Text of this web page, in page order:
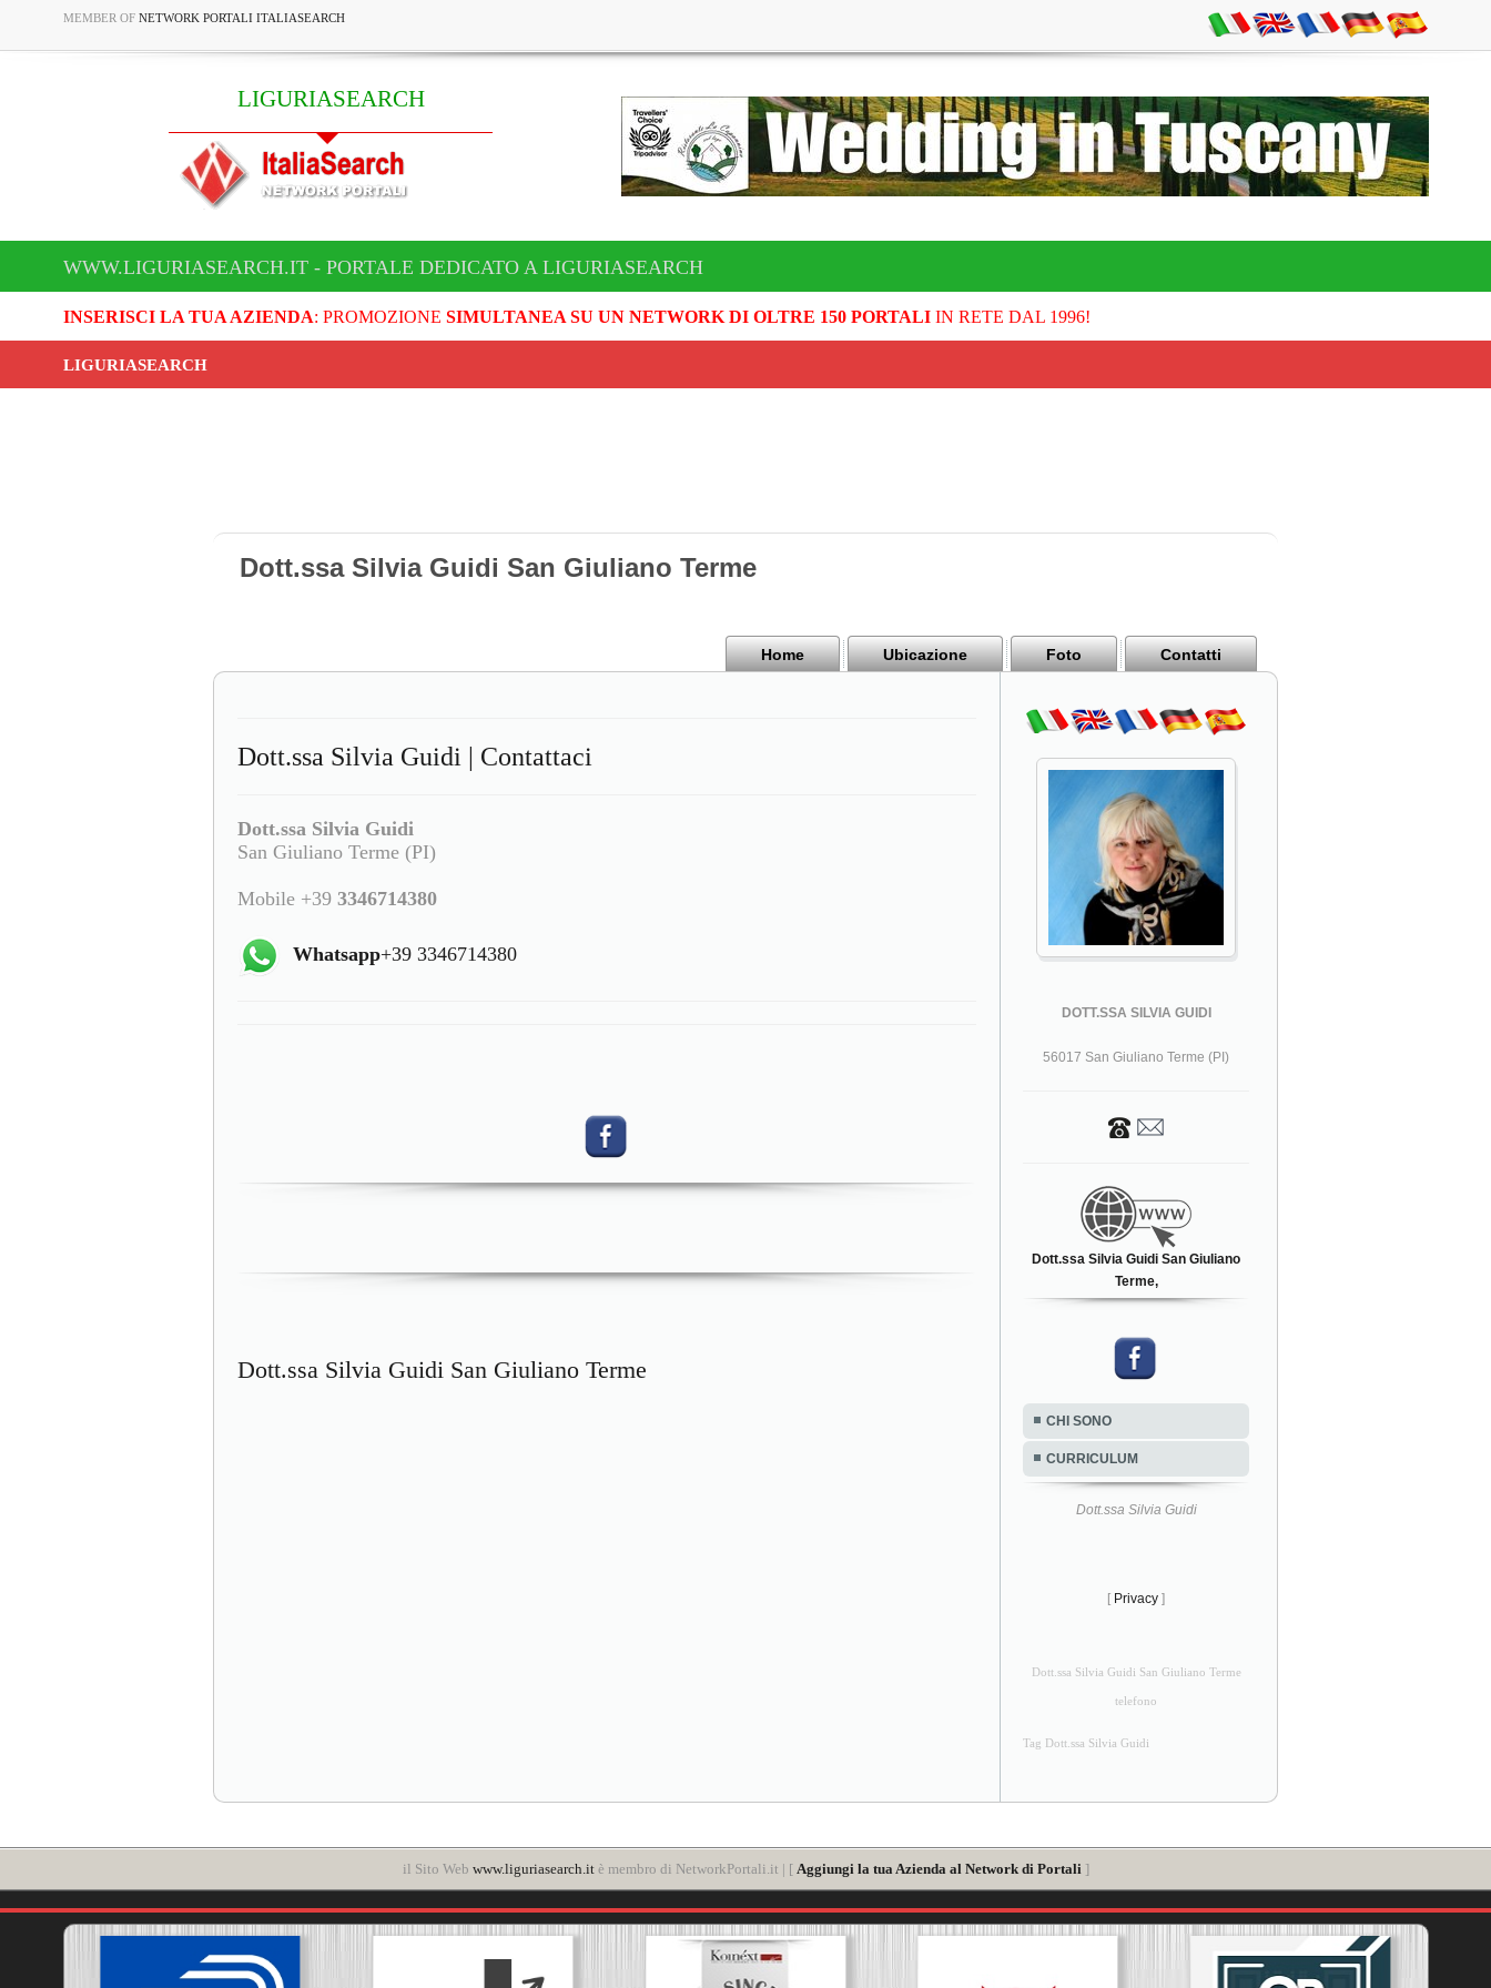
MEMBER OF NETWORK PORTALI ITALIASEARCH
LIGURIASEARCH
WWW.LIGURIASEARCH.IT - PORTALE DEDICATO A LIGURIASEARCH
INSERISCI LA TUA AZIENDA: PROMOZIONE SIMULTANEA SU UN NETWORK DI OLTRE 150 PORTALIIN RETE DAL 1996!
LIGURIASEARCH
Dott.ssa Silvia Guidi San Giuliano Terme
Home Ubicazione Foto Contatti
Dott.ssa Silvia Guidi | Contattaci
Dott.ssa Silvia Guidi
San Giuliano Terme (PI)
Mobile +39 3346714380
Whatsapp+39 3346714380
Dott.ssa Silvia Guidi San Giuliano Terme
DOTT.SSA SILVIA GUIDI
56017 San Giuliano Terme (PI)
Dott.ssa Silvia Guidi San Giuliano
Terme,
CHI SONO
CURRICULUM
Dott.ssa Silvia Guidi
[ Privacy ]
Dott.ssa Silvia Guidi San Giuliano Terme
telefono
Tag Dott.ssa Silvia Guidi
il Sito Web www.liguriasearch.itè membro di NetworkPortali.it | [ Aggiungi la tua Azienda al Network di Portali ]